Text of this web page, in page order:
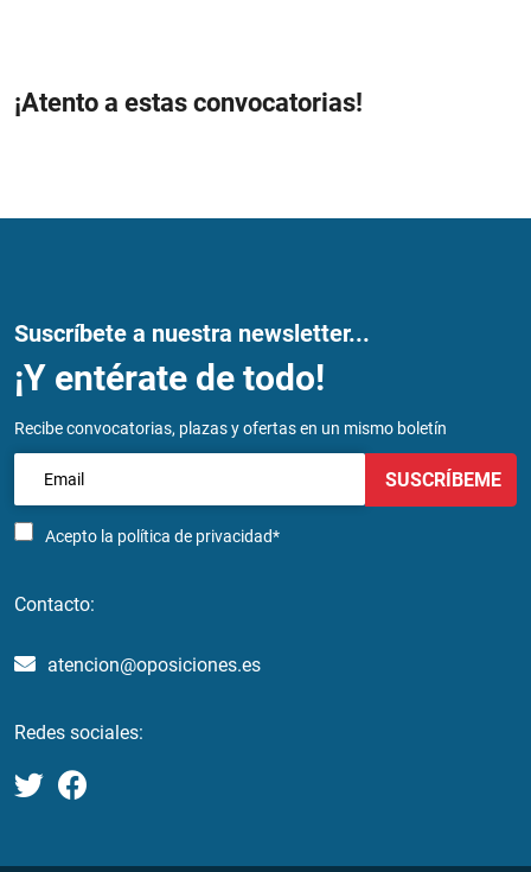
¡Atento a estas convocatorias!
Suscríbete a nuestra newsletter...
¡Y entérate de todo!
Recibe convocatorias, plazas y ofertas en un mismo boletín
Acepto la política de privacidad*
SUSCRÍBEME
Contacto:
atencion@oposiciones.es
Redes sociales: